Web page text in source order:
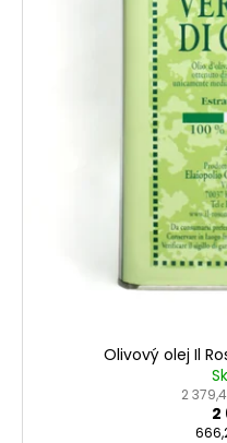
Olivový olej Il
2
2